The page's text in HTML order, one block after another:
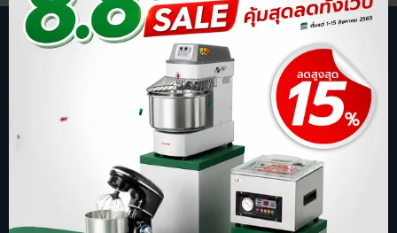
บริษัท สปริงกรีน อีโวลูชั่น จำกัด
ร้านออนไลน์ ที่รู้จักในชื่อ sgethai.com
ผู้นำเข้าและจัดจำหน่ายเครื่องซีลสูญญากาศ
เตาอบเบเกอรี่ ตู้อบลมร้อน เครื่องบดหมู
การันตีด้วยยอดขาย อันดับ 1